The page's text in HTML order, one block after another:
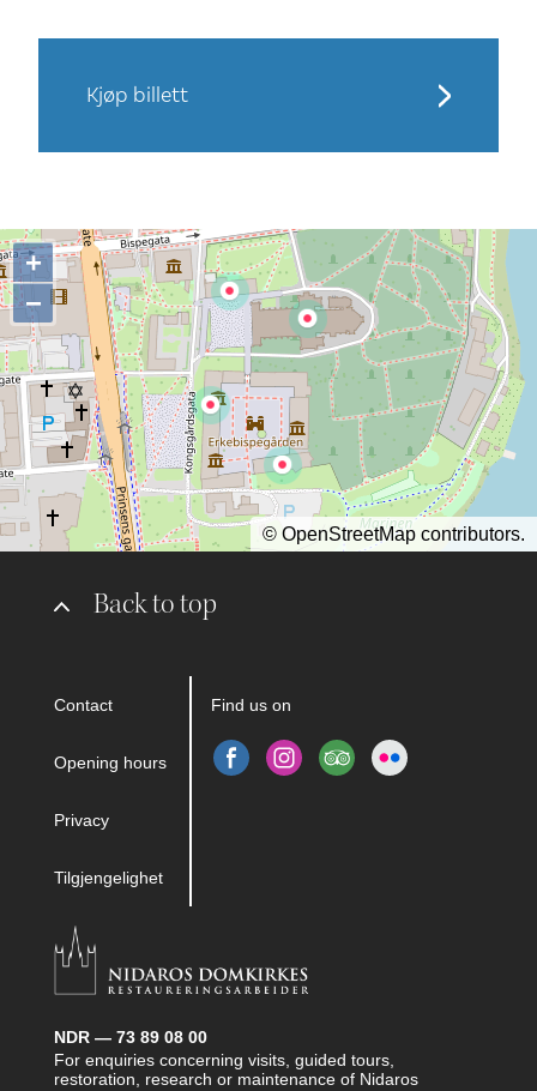
Kjøp billett
Back to top
Contact
Opening hours
Privacy
Tilgjengelighet
Find us on
NDR — 73 89 08 00
For enquiries concerning visits, guided tours,
restoration, research or maintenance of Nidaros
+
−
© OpenStreetMap contributors.